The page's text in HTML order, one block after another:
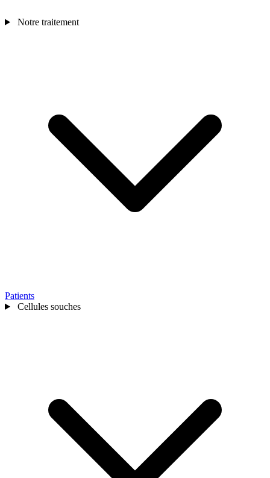
Notre traitement
Patients
Cellules souches